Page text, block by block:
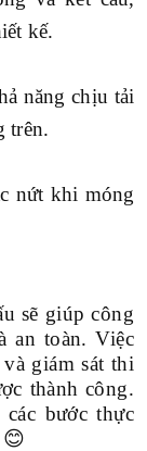
kế.
năng chịu tải
trên.
nứt khi móng
sẽ giúp công
an toàn. Việc
giám sát thi
thành công.
bước thực
😊